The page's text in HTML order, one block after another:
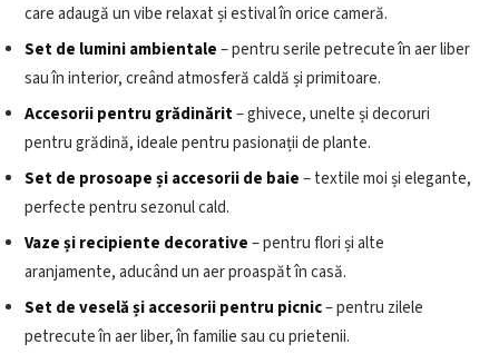
care adaugă un vibe relaxat și estival în orice cameră.
Set de lumini ambientale– pentru serile petrecute în aer liber
sau în interior, creând atmosferă caldă și primitoare.
Accesorii pentru grădinărit– ghivece, unelte și decoruri
pentru grădină, ideale pentru pasionații de plante.
Set de prosoape și accesorii de baie– textile moi și elegante,
perfecte pentru sezonul cald.
Vaze și recipiente decorative– pentru flori și alte
aranjamente, aducând un aer proaspăt în casă.
Set de veselă și accesorii pentru picnic– pentru zilele
petrecute în aer liber, în familie sau cu prietenii.